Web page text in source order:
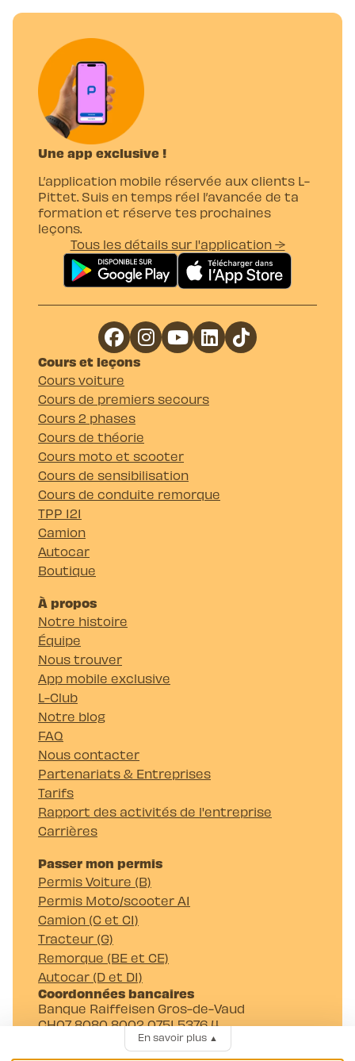
Une app exclusive !
L’application mobile réservée aux clients L-
Pittet. Suis en temps réel l’avancée de ta
formation et réserve tes prochaines
leçons.
Tous les détails sur l'application →
Cours et leçons
Cours voiture
Cours de premiers secours
Cours 2 phases
Cours de théorie
Cours moto et scooter
Cours de sensibilisation
Cours de conduite remorque
TPP 121
Camion
Autocar
Boutique
À propos
Notre histoire
Équipe
Nous trouver
App mobile exclusive
L-Club
Notre blog
FAQ
Nous contacter
Partenariats & Entreprises
Tarifs
Rapport des activités de l'entreprise
Carrières
Passer mon permis
Permis Voiture (B)
Permis Moto/scooter A1
Camion (C et C1)
Tracteur (G)
Remorque (BE et CE)
Autocar (D et D1)
Coordonnées bancaires
Banque Raiffeisen Gros-de-Vaud
CH07 8080 8002 0751 5376 4
Auto-Moto-Ecole Pittet SA
Av. Juste-Olivier 23 1006 Lausanne
En savoir plus▲